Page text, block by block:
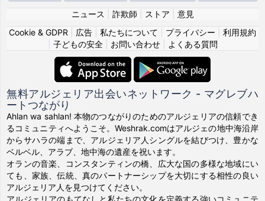
ニュース 詐欺師 ストア
意見
Cookie & GDPR
広告 私たちについて プライバシー
利用規約
子どもの安全| お問い合わせ| よくある質問
無料アルジェリア出会いネットワーク - マグレブハ
ートつながり
Ahlan wa sahlan! 本物のつながりのためのアルジェリアの信頼でき
るコミュニティへようこそ。Weshrak.comはアルジェの地中海沿岸
からサハラの端まで、アルジェリア人シングルを結びつけ、豊かな
ベルベル、アラブ、地中海の遺産を祝います。
オランの音楽、コンスタンティンの橋、広大な国の多様な地域にい
ても、家族、伝統、真のパートナーシップを大切にする相性の良い
アルジェリア人を見つけてください。
アルジェリアのもてなしと私たちの文化を定義する強いコミュニテ